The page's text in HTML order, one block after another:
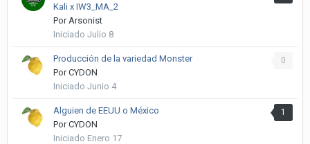
Kali x IW3_MA_2
PorArsonist
Iniciado Julio 8
0
Producción de la variedad Monster
PorCYDON
Iniciado Junio 4
1
Alguien de EEUU o México
PorCYDON
Iniciado Enero 17